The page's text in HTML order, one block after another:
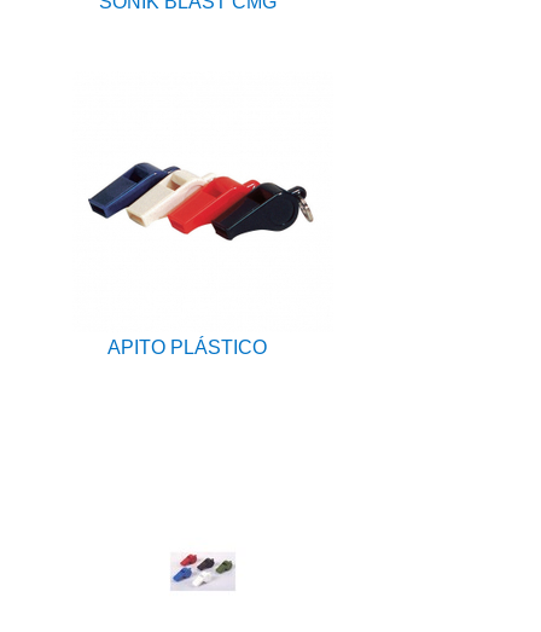
APITO PLÁSTICO